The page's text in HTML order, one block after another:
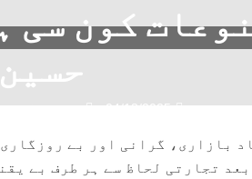
کون سی
حسین
04/18/2025 تبصرہ لکھیے
بازاری، گرانی اور بے
تجارتی لحاظ سے ہر طرف بے